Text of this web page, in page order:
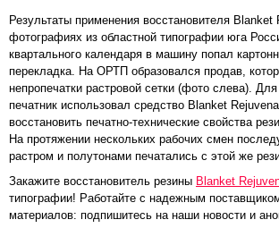
Результаты применения восстановителя
фотографиях из областной типографии юга
квартального календаря в машину попал
перекладка. На ОРТП образовался продав,
непропечатки растровой сетки (фото слева).
печатник использовал средство Blanket
восстановить печатно-технические свойства
На протяжении нескольких рабочих смен
растром и полутонами печатались с этой же
Закажите восстановитель резины Blanket
типографии! Работайте с надежным
материалов: подпишитесь на наши новости и